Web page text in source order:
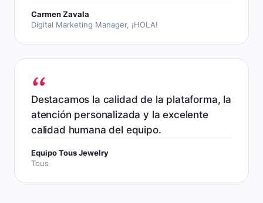
Carmen Zavala
Digital Marketing Manager, ¡HOLA!
Destacamos la calidad de la plataforma, la
atención personalizada y la excelente
calidad humana del equipo.
Equipo Tous Jewelry
Tous